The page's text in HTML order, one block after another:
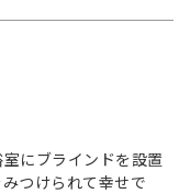
にブラインドを設置
つけられて幸せで